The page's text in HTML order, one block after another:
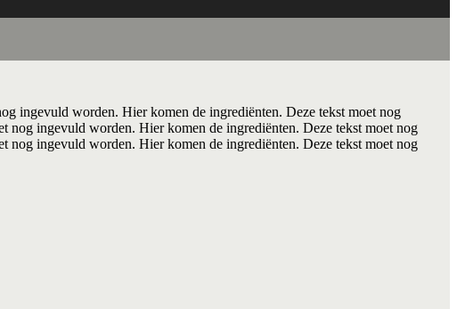
ingevuld worden. Hier komen de ingrediënten. Deze tekst moet nog
ingevuld worden. Hier komen de ingrediënten. Deze tekst moet nog
ingevuld worden. Hier komen de ingrediënten. Deze tekst moet nog